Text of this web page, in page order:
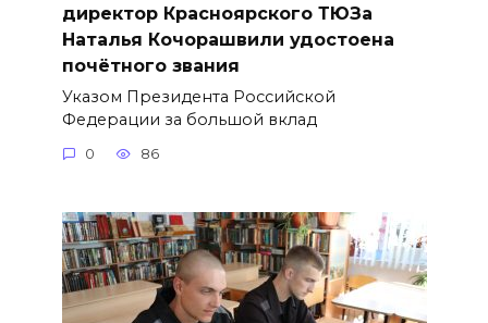
директор Красноярского ТЮЗа
Наталья Кочорашвили удостоена
почётного звания
Указом Президента Российской
Федерации за большой вклад
0 86